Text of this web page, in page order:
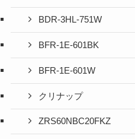
BDR-3HL-751W
BFR-1E-601BK
BFR-1E-601W
クリナップ
ZRS60NBC20FKZ